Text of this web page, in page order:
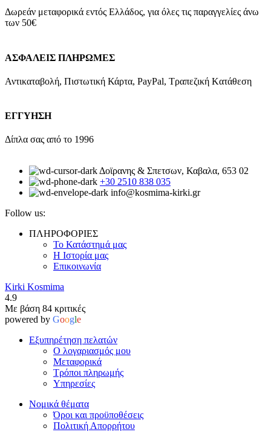
Δωρεάν μεταφορικά εντός Ελλάδος, για όλες τις παραγγελίες άνω
των 50€
ΑΣΦΑΛΕΙΣ ΠΛΗΡΩΜΕΣ
Αντικαταβολή, Πιστωτική Κάρτα, PayPal, Τραπεζική Kατάθεση
ΕΓΓΥΗΣΗ
Δίπλα σας από το 1996
Δοϊρανης & Σπετσων, Καβαλα, 653 02
+30 2510 838 035
info@kosmima-kirki.gr
Follow us:
ΠΛΗΡΟΦΟΡΙΕΣ
Το Κατάστημά μας
Η Ιστορία μας
Επικοινωνία
Kirki Kosmima
4.9
Με βάση 84 κριτικές
powered by Google
Εξυπηρέτηση πελατών
Ο λογαριασμός μου
Μεταφορικά
Τρόποι πληρωμής
Υπηρεσίες
Νομικά θέματα
Όροι και προϋποθέσεις
Πολιτική Απορρήτου